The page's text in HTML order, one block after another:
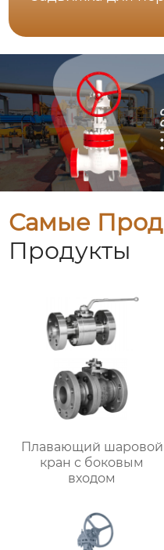
Самые
Продукты
Плавающий шаровой
кран с боковым
входом